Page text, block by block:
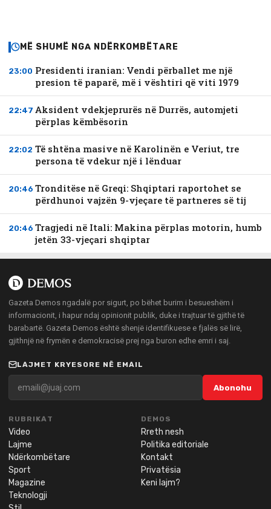
MË SHUMË NGA NDËRKOMBËTARE
23:00 Presidenti iranian: Vendi përballet me një
presion të paparë, më i vështiri që viti 1979
22:47 Aksident vdekjeprurës në Durrës, automjeti
përplas këmbësorin
22:02 Të shtëna masive në Karolinën e Veriut, tre
persona të vdekur një i lënduar
20:46 Tronditëse në Greqi: Shqiptari raportohet se
përdhunoi vajzën 9-vjeçare të partneres së tij
20:46 Tragjedi në Itali: Makina përplas motorin, humb
jetën 33-vjeçari shqiptar
Gazeta Demos ngadalë por sigurt, po bëhet burim i besueshëm i
informacionit, i hapur ndaj opinionit publik, duke i trajtuar të gjithë të
barabartë. Gazeta Demos është shenjë identifikuese e fjalës së lirë,
gjithnjë në frymën e demokracisë prej nga buron edhe emri i saj.
LAJMET KRYESORE NË EMAIL
Abonohu
RUBRIKAT
Video
Lajme
Ndërkombëtare
Sport
Magazine
Teknologji
DEMOS
Rreth nesh
Politika editoriale
Kontakt
Privatësia
Keni lajm?